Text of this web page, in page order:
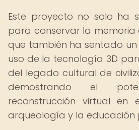
Este proyecto no solo ha
para conservar la memoria
que también ha sentado
uso de la tecnología 3D
del legado cultural de
demostrando el
reconstrucción virtual
arqueología y la educación